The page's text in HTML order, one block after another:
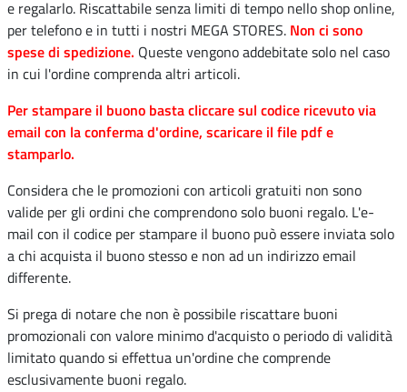
e regalarlo. Riscattabile senza limiti di tempo nello shop online,
per telefono e in tutti i nostri MEGA STORES. Non ci sono
spese di spedizione. Queste vengono addebitate solo nel caso
in cui l'ordine comprenda altri articoli.
Per stampare il buono basta cliccare sul codice ricevuto via
email con la conferma d'ordine, scaricare il file pdf e
stamparlo.
Considera che le promozioni con articoli gratuiti non sono
valide per gli ordini che comprendono solo buoni regalo. L'e-
mail con il codice per stampare il buono può essere inviata solo
a chi acquista il buono stesso e non ad un indirizzo email
differente.
Si prega di notare che non è possibile riscattare buoni
promozionali con valore minimo d'acquisto o periodo di validità
limitato quando si effettua un'ordine che comprende
esclusivamente buoni regalo.